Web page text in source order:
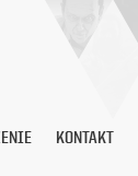
KONTAKT